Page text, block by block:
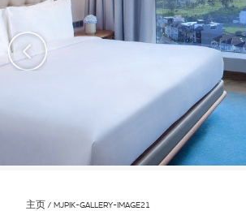
主页 MJPIK-GALLERY-IMAGE21